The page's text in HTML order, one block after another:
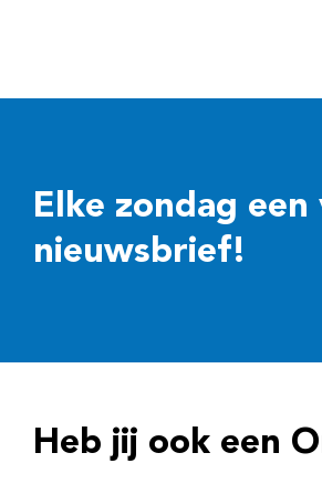
Elke zondag
nieuwsbrief!
Heb jij ook een